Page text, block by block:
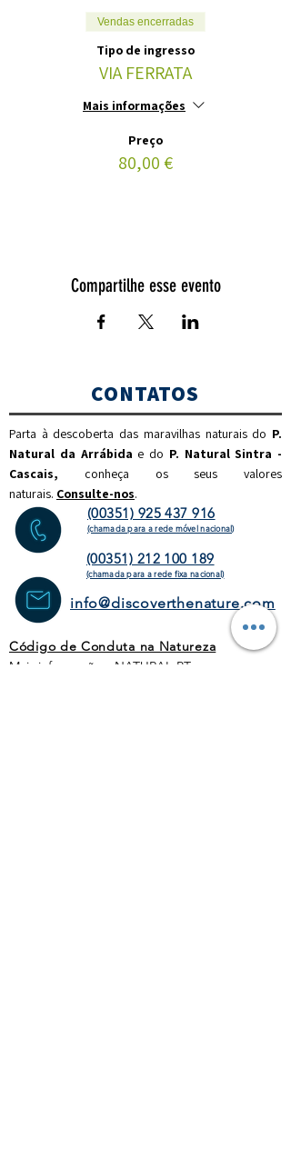
Vendas encerradas
Tipo de ingresso
VIA FERRATA
Mais informações
Preço
80,00 €
Compartilhe esse evento
CONTATOS
Parta à descoberta das maravilhas naturais do P.
Natural da Arrábida e do P. Natural Sintra -
Cascais, conheça os seus valores
naturais. Consulte-nos.
(00351) 925 437 916
(chamada para a rede móvel nacional)
(00351) 212 100 189
(chamada para a rede fixa nacional)
info@discoverthenature.com
Código de Conduta na Natureza
Mais informações: NATURAL .PT